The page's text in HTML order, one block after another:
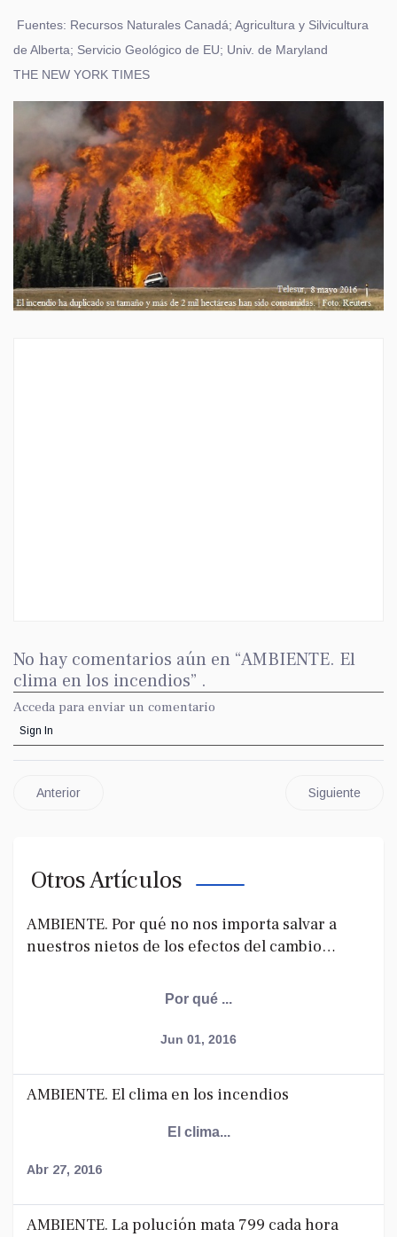
Fuentes: Recursos Naturales Canadá; Agricultura y Silvicultura
de Alberta; Servicio Geológico de EU; Univ. de Maryland
THE NEW YORK TIMES
No hay comentarios aún en “AMBIENTE. El
clima en los incendios” .
Acceda para enviar un comentario
Sign In
Anterior Siguiente
Otros Artículos
AMBIENTE. Por qué no nos importa salvar a
nuestros nietos de los efectos del cambio
Por qué ...
Jun 01, 2016
AMBIENTE. El clima en los incendios
El clima...
Abr 27, 2016
AMBIENTE. La polución mata 799 cada hora